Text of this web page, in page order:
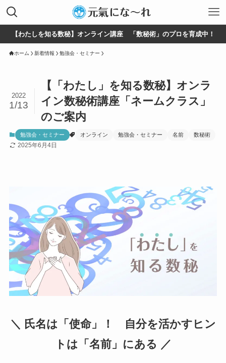
【わたしを知る数秘】オンライン講座 「数秘術」のプロを育成中！
ホーム 新着情報 勉強会・セミナー
【「わたし」を知る数秘】オンラ
イン数秘術講座「ネームクラス」
のご案内
2022
1/13
勉強会・セミナー オンライン 勉強会・セミナー 名前 数秘術
2025年6月4日
＼ 氏名は「使命」！ 自分を活かすヒン
トは「名前」にある ／